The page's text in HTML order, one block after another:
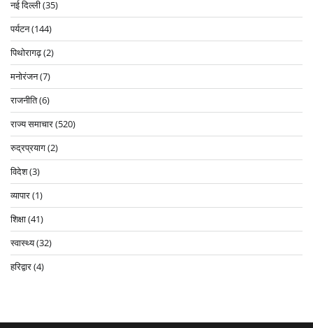
नई दिल्ली(35)
पर्यटन(144)
पिथोरागढ़(2)
मनोरंजन(7)
राजनीति(6)
राज्य समाचार(520)
रुद्रप्रयाग(2)
विदेश(3)
व्यापार(1)
शिक्षा(41)
स्वास्थ्य(32)
हरिद्वार(4)